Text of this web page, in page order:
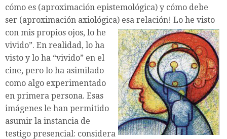
cómo es (aproximación epistemológica) y cómo debe
ser (aproximación axiológica) esa relación! Lo he visto
con mis propios ojos, lo he
vivido”. En realidad, lo ha
visto y lo ha “vivido” en el
cine, pero lo ha asimilado
como algo experimentado
en primera persona. Esas
imágenes le han permitido
asumir la instancia de
testigo presencial: considera